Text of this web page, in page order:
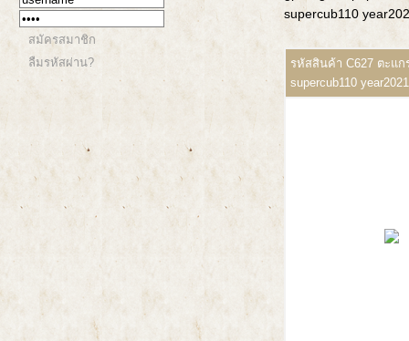
สมัครสมาชิก
ลืมรหัสผ่าน?
supercub110
รหัสสินค้า C627 ตะแก
supercub110